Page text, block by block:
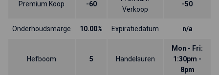
Premium Koop -60
Verkoop
-50
Onderhoudsmarge 10.00% Expiratiedatum n/a
Hefboom 5 Handelsuren
Mon - Fri:
1:30pm -
8pm